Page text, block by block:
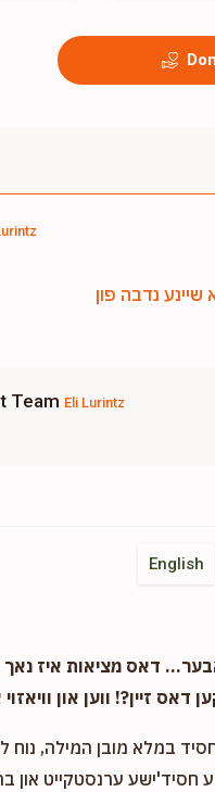
שיינע נדבה פון
Team Eli Lurintz
English
דאס מציאות איז
זיין?! ווען און
במלא מובן המילה, נוח
חסיד'ישע ערנסטקייט